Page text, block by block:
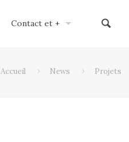
Contact et +
Accueil News Projets